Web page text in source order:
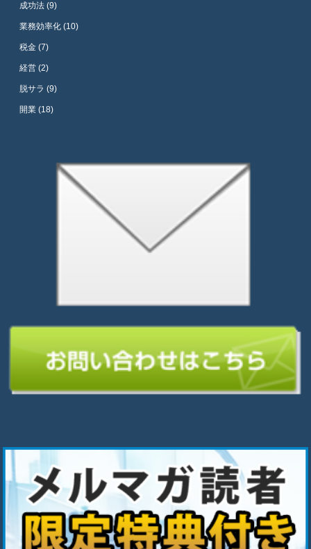
成功法 (9)
業務効率化 (10)
税金 (7)
経営 (2)
脱サラ (9)
開業 (18)